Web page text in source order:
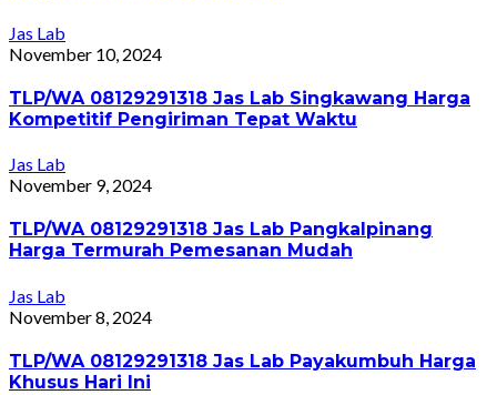
Jas Lab
November 10, 2024
TLP/WA 08129291318 Jas Lab Singkawang Harga
Kompetitif Pengiriman Tepat Waktu
Jas Lab
November 9, 2024
TLP/WA 08129291318 Jas Lab Pangkalpinang
Harga Termurah Pemesanan Mudah
Jas Lab
November 8, 2024
TLP/WA 08129291318 Jas Lab Payakumbuh Harga
Khusus Hari Ini